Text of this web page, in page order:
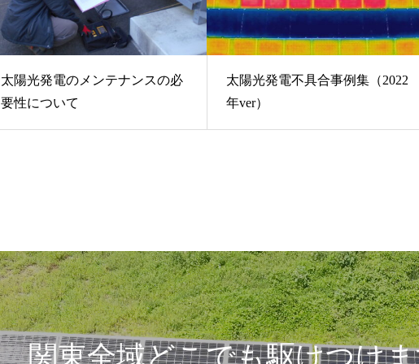
太陽光発電のメンテナンスの必
要性について
太陽光発電不具合事例集（2022
年ver）
関東全域どこでも駆けつけ